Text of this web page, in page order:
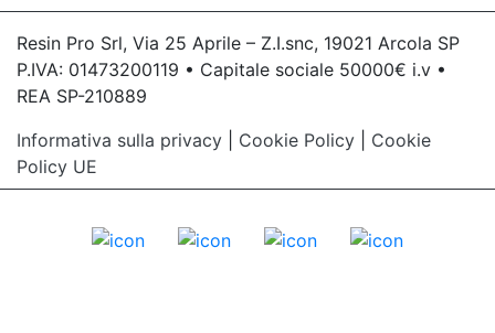
Resin Pro Srl, Via 25 Aprile – Z.I.snc, 19021 Arcola SP
P.IVA: 01473200119 • Capitale sociale 50000€ i.v •
REA SP-210889
Informativa sulla privacy
Cookie Policy
Cookie
Policy UE